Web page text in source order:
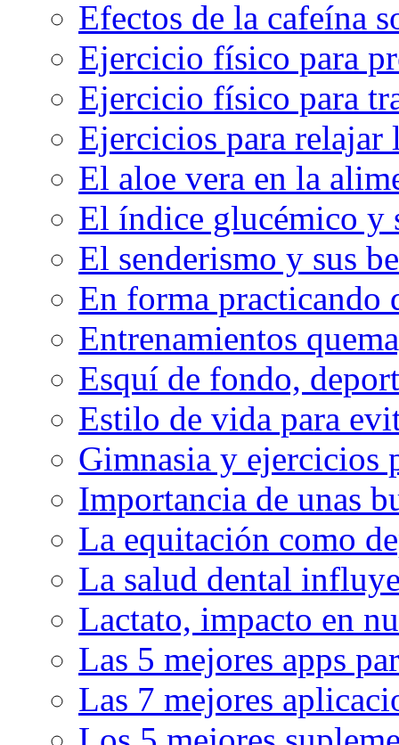
Efectos de la cafeína
Ejercicio físico para
Ejercicio físico para
Ejercicios para relajar
El aloe vera en la
El índice glucémico y
El senderismo y sus
En forma practicando
Entrenamientos
Esquí de fondo,
Estilo de vida para
Gimnasia y ejercicios
Importancia de unas
La equitación como
La salud dental
Lactato, impacto en
Las 5 mejores apps
Las 7 mejores